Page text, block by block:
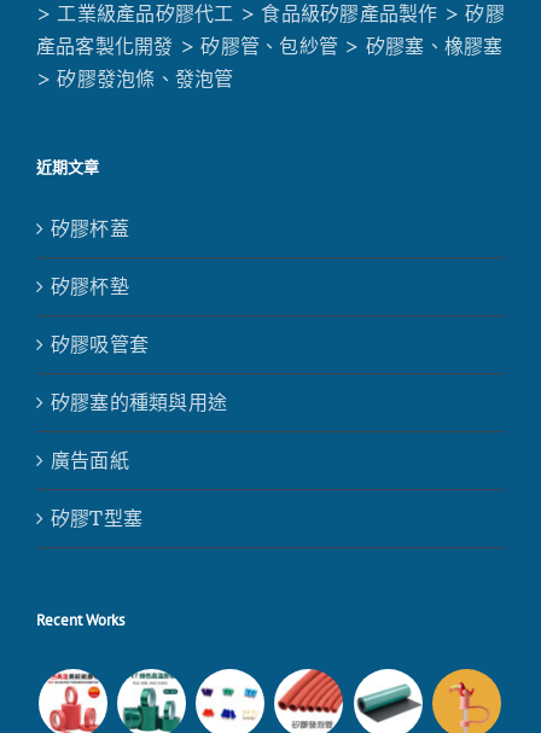
> 工業級產品矽膠代工 > 食品級矽膠產品製作 > 矽膠
產品客製化開發 > 矽膠管、包紗管 > 矽膠塞、橡膠塞
> 矽膠發泡條、發泡管
近期文章
矽膠杯蓋
矽膠杯墊
矽膠吸管套
矽膠塞的種類與用途
廣告面紙
矽膠T型塞
Recent Works